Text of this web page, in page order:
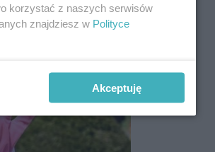
korzystać z naszych serwisów
znajdziesz w Polityce
Akceptuję